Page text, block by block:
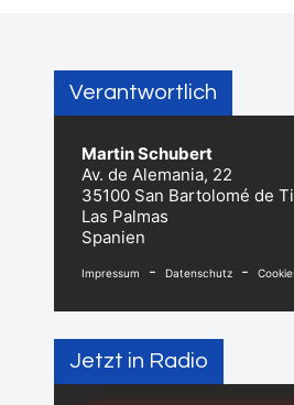
Verantwortlich
Martin Schubert
Av. de Alemania, 22
35100 San Bartolomé de
Las Palmas
Spanien
Impressum - Datenschutz -
Jetzt in Radio